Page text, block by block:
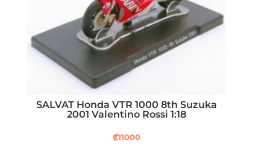
SALVAT Honda VTR 1000 8th Suzuka
2001 Valentino Rossi 1:18
₡11000